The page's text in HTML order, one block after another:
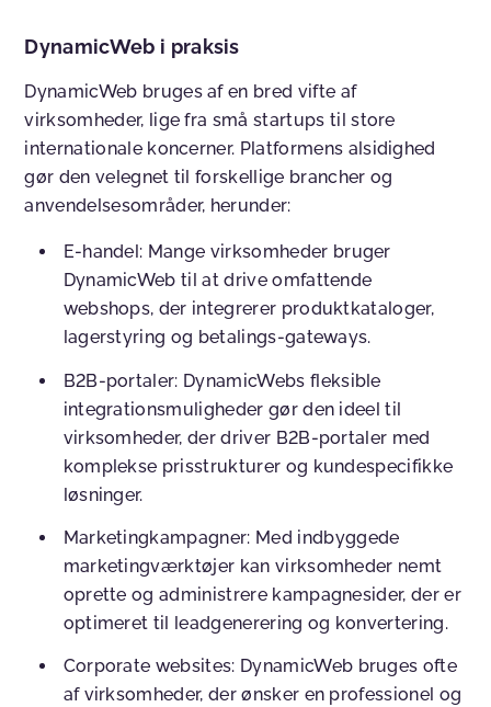
DynamicWeb i praksis
DynamicWeb bruges af en bred vifte af
virksomheder, lige fra små startups til store
internationale koncerner. Platformens alsidighed
gør den velegnet til forskellige brancher og
anvendelsesområder, herunder:
E-handel : Mange virksomheder bruger
DynamicWeb til at drive omfattende
webshops, der integrerer produktkataloger,
lagerstyring og betalings-gateways.
B2B-portaler: DynamicWebs fleksible
integrationsmuligheder gør den ideel til
virksomheder, der driver B2B-portaler med
komplekse prisstrukturer og kundespecifikke
løsninger.
Marketingkampagner: Med indbyggede
marketingværktøjer kan virksomheder nemt
oprette og administrere kampagnesider, der er
optimeret til leadgenerering og konvertering.
Corporate websites: DynamicWeb bruges ofte
af virksomheder, der ønsker en professionel og